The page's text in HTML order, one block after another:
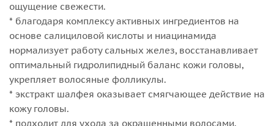
ощущение свежести.
* благодаря комплексу активных ингредиентов на
основе салициловой кислоты и ниацинамида
нормализует работу сальных желез, восстанавливает
оптимальный гидролипидный баланс кожи головы,
укрепляет волосяные фолликулы.
* экстракт шалфея оказывает смягчающее действие на
кожу головы.
* подходит для ухода за окрашенными волосами.